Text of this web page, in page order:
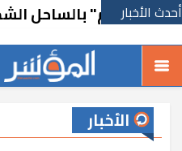
أحدث الأخبار
الروم" بالساحل الشمالي
الأخبار